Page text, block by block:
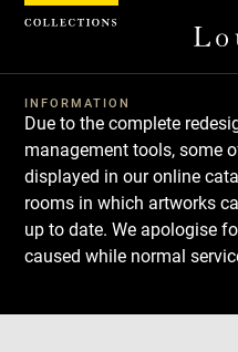
INFORMATION
Due to the complete
management tools, some
displayed in our online
rooms in which artworks
up to date. We apologise
caused while normal
Download
Next
Previous
Cookies management panel